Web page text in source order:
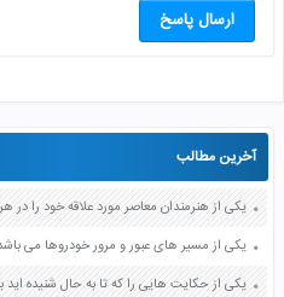
ارسال پاسخ
آخرین مطالب
یکی از مسیر های عبور و مرور خودروها می